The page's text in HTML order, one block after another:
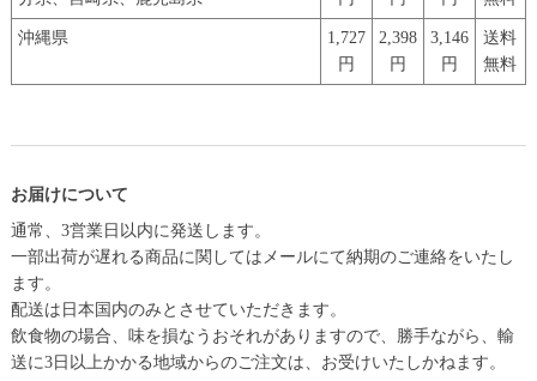
沖縄県
1,727
円
2,398
円
3,146
円
送料
無料
お届けについて
通常、3営業日以内に発送します。
一部出荷が遅れる商品に関してはメールにて納期のご連絡をいたし
ます。
配送は日本国内のみとさせていただきます。
飲食物の場合、味を損なうおそれがありますので、勝手ながら、輸
送に3日以上かかる地域からのご注文は、お受けいたしかねます。